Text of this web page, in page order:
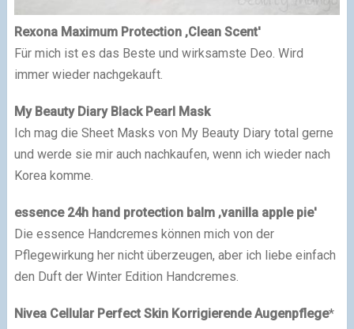
Rexona Maximum Protection ‚Clean Scent'
Für mich ist es das Beste und wirksamste Deo. Wird
immer wieder nachgekauft.
My Beauty Diary Black Pearl Mask
Ich mag die Sheet Masks von My Beauty Diary total gerne
und werde sie mir auch nachkaufen, wenn ich wieder nach
Korea komme.
essence 24h hand protection balm ‚vanilla apple pie'
Die essence Handcremes können mich von der
Pflegewirkung her nicht überzeugen, aber ich liebe einfach
den Duft der Winter Edition Handcremes.
Nivea Cellular Perfect Skin Korrigierende Augenpflege*